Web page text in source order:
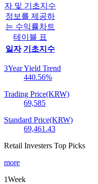
자 및 기초지수
정보를 제공하
는 수익률차트
테이블 표
일자 기초지수
3Year Yield Trend
440.56%
Trading Price(KRW)
69,585
Standard Price(KRW)
69,461.43
Retail Investers Top Picks
more
1Week